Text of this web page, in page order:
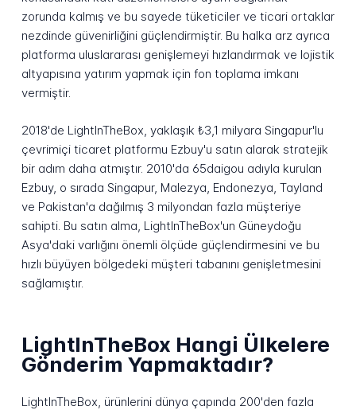
zorunda kalmış ve bu sayede tüketiciler ve ticari ortaklar
nezdinde güvenirliğini güçlendirmiştir. Bu halka arz ayrıca
platforma uluslararası genişlemeyi hızlandırmak ve lojistik
altyapısına yatırım yapmak için fon toplama imkanı
vermiştir.
2018'de LightInTheBox, yaklaşık ₺3,1 milyara Singapur'lu
çevrimiçi ticaret platformu Ezbuy'u satın alarak stratejik
bir adım daha atmıştır. 2010'da 65daigou adıyla kurulan
Ezbuy, o sırada Singapur, Malezya, Endonezya, Tayland
ve Pakistan'a dağılmış 3 milyondan fazla müşteriye
sahipti. Bu satın alma, LightInTheBox'un Güneydoğu
Asya'daki varlığını önemli ölçüde güçlendirmesini ve bu
hızlı büyüyen bölgedeki müşteri tabanını genişletmesini
sağlamıştır.
LightInTheBox Hangi Ülkelere
Gönderim Yapmaktadır?
LightInTheBox, ürünlerini dünya çapında 200'den fazla